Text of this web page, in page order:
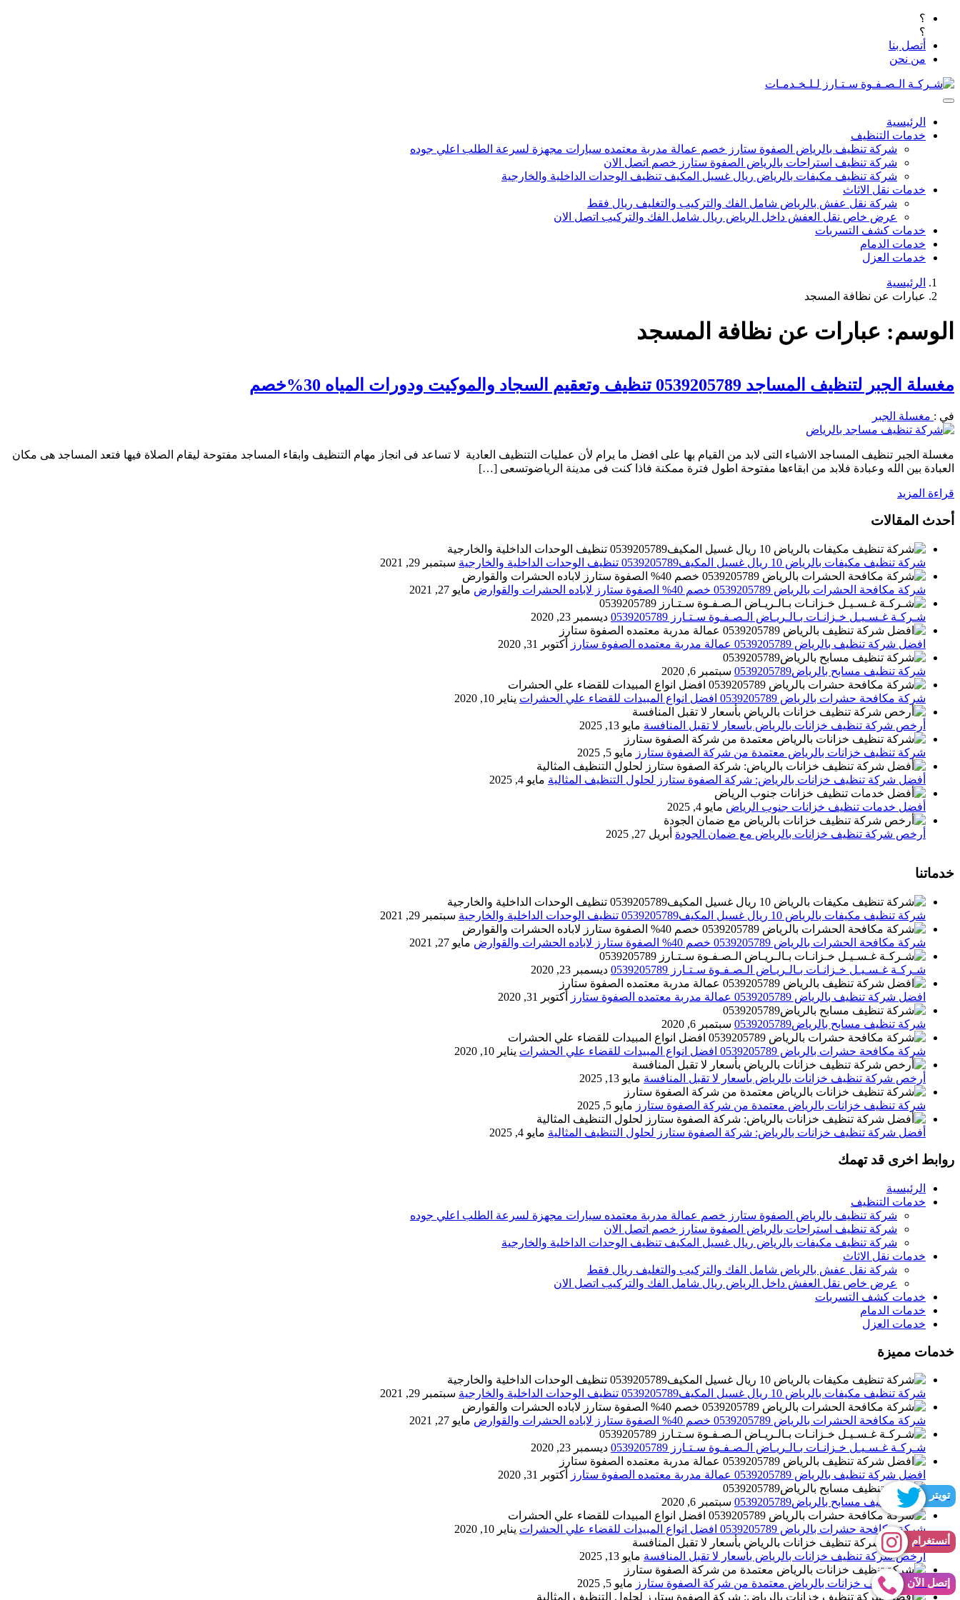
؟
؟
أتصل بنا
من نحن
الرئيسية
خدمات التنظيف
شركة تنظيف بالرياض الصفوة ستارز خصم عمالة مدربة معتمده سيارات مجهزة لسرعة الطلب اعلي جوده
شركة تنظيف استراحات بالرياض الصفوة ستارز خصم اتصل الان
شركة تنظيف مكيفات بالرياض ريال غسيل المكيف تنظيف الوحدات الداخلية والخارجية
خدمات نقل الاثاث
شركة نقل عفش بالرياض شامل الفك والتركيب والتغليف ريال فقط
عرض خاص نقل العفش داخل الرياض ريال شامل الفك والتركيب اتصل الان
خدمات كشف التسربات
خدمات الدمام
خدمات العزل
الرئيسية
عبارات عن نظافة المسجد
الوسم: عبارات عن نظافة المسجد
مغسلة الجبر لتنظيف المساجد 0539205789 تنظيف وتعقيم السجاد والموكيت ودورات المياه 30%خصم
في : مغسلة الجبر
مغسلة الجبر تنظيف المساجد الاشياء التى لابد من القيام بها على افضل ما يرام لأن عمليات التنظيف العادية لا تساعد فى انجاز مهام التنظيف وابقاء المساجد مفتوحة ليقام الصلاة فيها فتعد المساجد هى مكان
العبادة بين الله وعبادة فلابد من ابقاءها مفتوحة اطول فترة ممكنة فاذا كنت فى مدينة الرياضوتسعى […]
قراءة المزيد
أحدث المقالات
شركة تنظيف مكيفات بالرياض 10 ريال غسيل المكيف0539205789 تنظيف الوحدات الداخلية والخارجية سبتمبر 29, 2021
شركة مكافحة الحشرات بالرياض 0539205789 خصم 40% الصفوة ستارز لاباده الحشرات والقوارض مايو 27, 2021
شـركـة غـسـيـل خـزانـات بـالـريـاض الـصـفـوة سـتـارز 0539205789 ديسمبر 23, 2020
افضل شركة تنظيف بالرياض 0539205789 عمالة مدربة معتمده الصفوة ستارز أكتوبر 31, 2020
شركة تنظيف مسابح بالرياض0539205789 سبتمبر 6, 2020
شركة مكافحة حشرات بالرياض 0539205789 افضل انواع المبيدات للقضاء علي الحشرات يناير 10, 2020
أرخص شركة تنظيف خزانات بالرياض بأسعار لا تقبل المنافسة مايو 13, 2025
شركة تنظيف خزانات بالرياض معتمدة من شركة الصفوة ستارز مايو 5, 2025
أفضل شركة تنظيف خزانات بالرياض: شركة الصفوة ستارز لحلول التنظيف المثالية مايو 4, 2025
أفضل خدمات تنظيف خزانات جنوب الرياض مايو 4, 2025
أرخص شركة تنظيف خزانات بالرياض مع ضمان الجودة أبريل 27, 2025
خدماتنا
شركة تنظيف مكيفات بالرياض 10 ريال غسيل المكيف0539205789 تنظيف الوحدات الداخلية والخارجية سبتمبر 29, 2021
شركة مكافحة الحشرات بالرياض 0539205789 خصم 40% الصفوة ستارز لاباده الحشرات والقوارض مايو 27, 2021
شـركـة غـسـيـل خـزانـات بـالـريـاض الـصـفـوة سـتـارز 0539205789 ديسمبر 23, 2020
افضل شركة تنظيف بالرياض 0539205789 عمالة مدربة معتمده الصفوة ستارز أكتوبر 31, 2020
شركة تنظيف مسابح بالرياض0539205789 سبتمبر 6, 2020
شركة مكافحة حشرات بالرياض 0539205789 افضل انواع المبيدات للقضاء علي الحشرات يناير 10, 2020
أرخص شركة تنظيف خزانات بالرياض بأسعار لا تقبل المنافسة مايو 13, 2025
شركة تنظيف خزانات بالرياض معتمدة من شركة الصفوة ستارز مايو 5, 2025
أفضل شركة تنظيف خزانات بالرياض: شركة الصفوة ستارز لحلول التنظيف المثالية مايو 4, 2025
روابط اخرى قد تهمك
الرئيسية
خدمات التنظيف
شركة تنظيف بالرياض الصفوة ستارز خصم عمالة مدربة معتمده سيارات مجهزة لسرعة الطلب اعلي جوده
شركة تنظيف استراحات بالرياض الصفوة ستارز خصم اتصل الان
شركة تنظيف مكيفات بالرياض ريال غسيل المكيف تنظيف الوحدات الداخلية والخارجية
خدمات نقل الاثاث
شركة نقل عفش بالرياض شامل الفك والتركيب والتغليف ريال فقط
عرض خاص نقل العفش داخل الرياض ريال شامل الفك والتركيب اتصل الان
خدمات كشف التسربات
خدمات الدمام
خدمات العزل
خدمات مميزة
شركة تنظيف مكيفات بالرياض 10 ريال غسيل المكيف0539205789 تنظيف الوحدات الداخلية والخارجية سبتمبر 29, 2021
شركة مكافحة الحشرات بالرياض 0539205789 خصم 40% الصفوة ستارز لاباده الحشرات والقوارض مايو 27, 2021
شـركـة غـسـيـل خـزانـات بـالـريـاض الـصـفـوة سـتـارز 0539205789 ديسمبر 23, 2020
افضل شركة تنظيف بالرياض 0539205789 عمالة مدربة معتمده الصفوة ستارز أكتوبر 31, 2020
شركة تنظيف مسابح بالرياض0539205789 سبتمبر 6, 2020
شركة مكافحة حشرات بالرياض 0539205789 افضل انواع المبيدات للقضاء علي الحشرات يناير 10, 2020
أرخص شركة تنظيف خزانات بالرياض بأسعار لا تقبل المنافسة مايو 13, 2025
شركة تنظيف خزانات بالرياض معتمدة من شركة الصفوة ستارز مايو 5, 2025 إتصل الآن
أنستغرام
تويتر